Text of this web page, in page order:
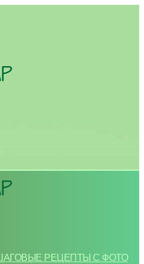
РЕЦЕПТЫ С ФОТО